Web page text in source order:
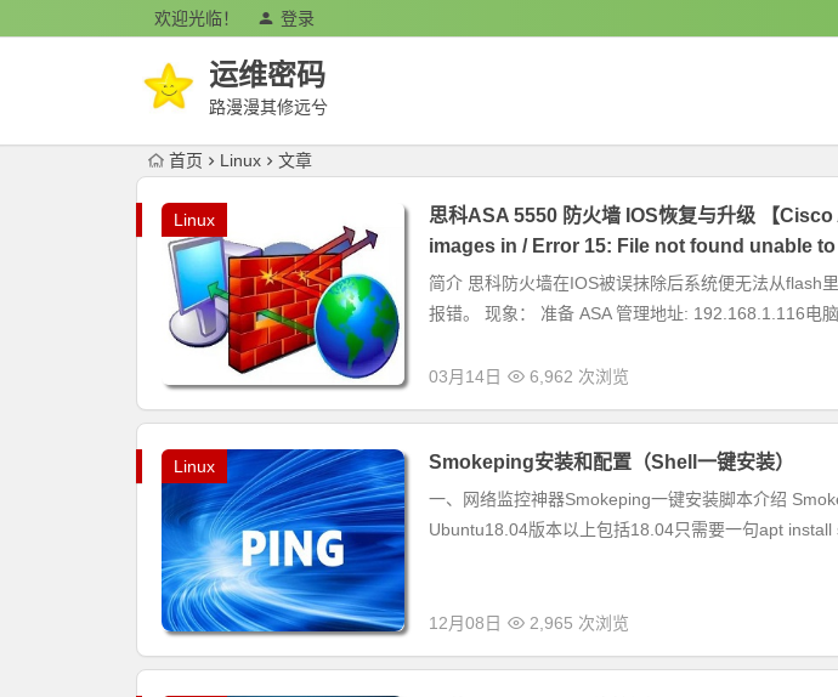
欢迎光临！ 登录
运维密码
路漫漫其修远兮
首页 Linux 文章
Linux
思科ASA 5550 防火墙 IOS恢复与升级 【
images in / Error 15: File not found unable to
简介 思科防火墙在IOS被误抹除后系统便无法从flash
报错。 现象： 准备 ASA 管理地址: 192.168.1.116电
03月14日 6,962 次浏览
Linux Smokeping安装和配置（Shell一键安装）
一、网络监控神器Smokeping一键安装脚本介绍
Ubuntu18.04版本以上包括18.04只需要一句apt install
12月08日 2,965 次浏览